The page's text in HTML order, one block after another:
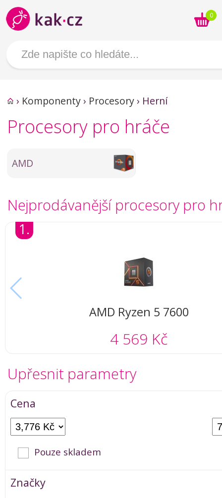
0
› Komponenty› Procesory› Herní
Procesory pro hráče
AMD
Nejprodávanější procesory pro
1.
AMD Ryzen 5 7600
4 569 Kč
Upřesnit parametry
Cena
Pouze skladem
Značky